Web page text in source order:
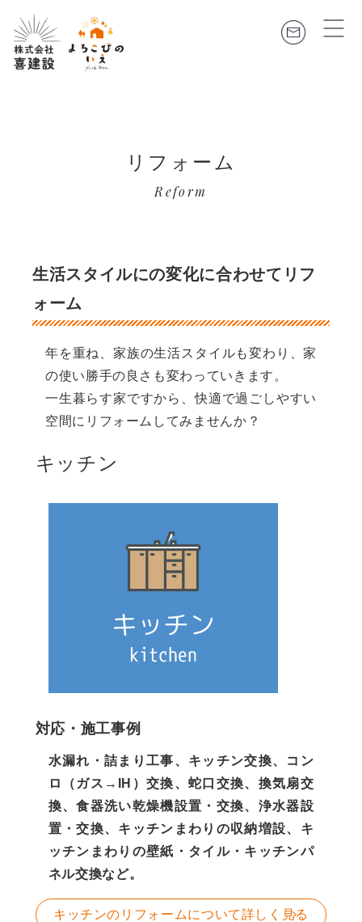
リフォーム
Reform
生活スタイルにの変化に合わせてリフ
ォーム
年を重ね、家族の生活スタイルも変わり、家
の使い勝手の良さも変わっていきます。
一生暮らす家ですから、快適で過ごしやすい
空間にリフォームしてみませんか？
キッチン
対応・施工事例
水漏れ・詰まり工事、キッチン交換、コン
ロ（ガス→IH）交換、蛇口交換、換気扇交
換、食器洗い乾燥機設置・交換、浄水器設
置・交換、キッチンまわりの収納増設、キ
ッチンまわりの壁紙・タイル・キッチンパ
ネル交換など。
キッチンのリフォームについて詳しく見る